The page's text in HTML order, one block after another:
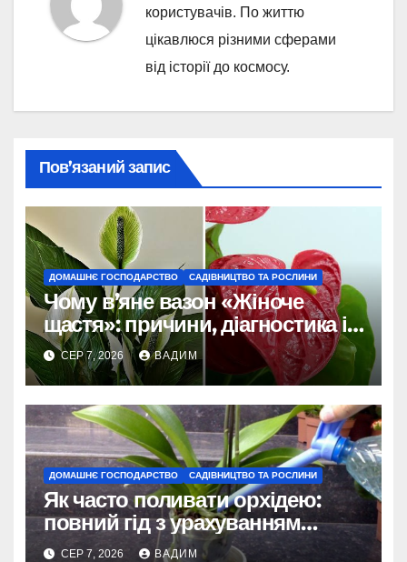
користувачів. По життю
цікавлюся різними сферами
від історії до космосу.
Пов’язаний запис
ДОМАШНЄ ГОСПОДАРСТВО САДІВНИЦТВО ТА РОСЛИНИ
Чому в’яне вазон «Жіноче
щастя»: причини, діагностика і
порятунок рослини
СЕР 7, 2026 ВАДИМ
ДОМАШНЄ ГОСПОДАРСТВО САДІВНИЦТВО ТА РОСЛИНИ
Як часто поливати орхідею:
повний гід з урахуванням
сезону та виду
СЕР 7, 2026 ВАДИМ